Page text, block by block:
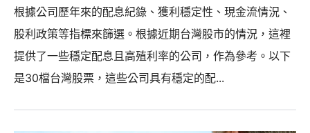
根據公司歷年來的配息紀錄、獲利穩定性、現金流情況、
股利政策等指標來篩選。根據近期台灣股市的情況，這裡
提供了一些穩定配息且高殖利率的公司，作為參考。以下
是30檔台灣股票，這些公司具有穩定的配...